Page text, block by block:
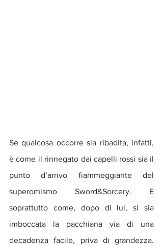
Se qualcosa occorre sia ribadita, infatti,
è come il rinnegato dai capelli rossi sia il
punto d’arrivo fiammeggiante del
superomismo Sword&Sorcery. E
soprattutto come, dopo di lui, si sia
imboccata la pacchiana via di una
decadenza facile, priva di grandezza.